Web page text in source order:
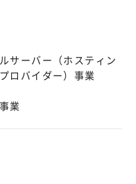
サーバー（ホスティン
ロバイダー）事業
業